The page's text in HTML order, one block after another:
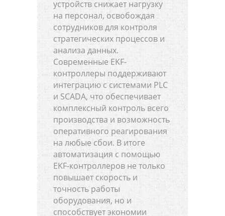
устройств снижает нагрузку
на персонал, освобождая
сотрудников для контроля
стратегических процессов и
анализа данных.
Современные EKF-
контроллеры поддерживают
интеграцию с системами PLC
и SCADA, что обеспечивает
комплексный контроль всего
производства и возможность
оперативного реагирования
на любые сбои. В итоге
автоматизация с помощью
EKF-контроллеров не только
повышает скорость и
точность работы
оборудования, но и
способствует экономии